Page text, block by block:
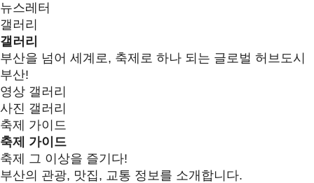
뉴스레터
갤러리
갤러리
부산을 넘어 세계로, 축제로 하나 되는 글로벌 허브도시
부산!
영상 갤러리
사진 갤러리
축제 가이드
축제 가이드
축제 그 이상을 즐기다!
부산의 관광, 맛집, 교통 정보를 소개합니다.